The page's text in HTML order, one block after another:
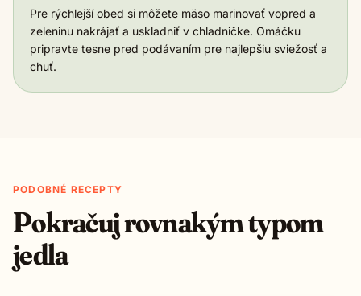
Pre rýchlejší obed si môžete mäso marinovať vopred a
zeleninu nakrájať a uskladniť v chladničke. Omáčku
pripravte tesne pred podávaním pre najlepšiu sviežosť a
chuť.
PODOBNÉ RECEPTY
Pokračuj rovnakým typom
jedla